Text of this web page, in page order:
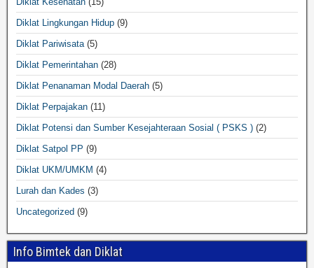
Diklat Lingkungan Hidup (9)
Diklat Pariwisata (5)
Diklat Pemerintahan (28)
Diklat Penanaman Modal Daerah (5)
Diklat Perpajakan (11)
Diklat Potensi dan Sumber Kesejahteraan Sosial ( PSKS ) (2)
Diklat Satpol PP (9)
Diklat UKM/UMKM (4)
Lurah dan Kades (3)
Uncategorized (9)
Info Bimtek dan Diklat